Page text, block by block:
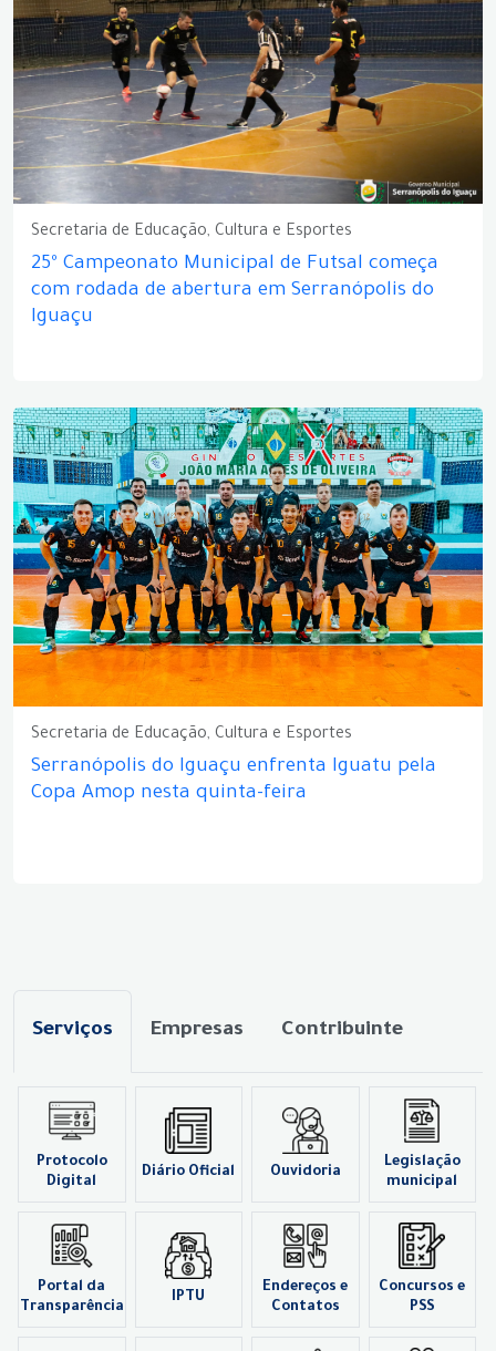
Secretaria de Educação, Cultura e Esportes
25º Campeonato Municipal de Futsal começa
com rodada de abertura em Serranópolis do
Iguaçu
Secretaria de Educação, Cultura e Esportes
Serranópolis do Iguaçu enfrenta Iguatu pela
Copa Amop nesta quinta-feira
Serviços Empresas Contribuinte
Protocolo
Digital
Diário Oficial Ouvidoria
Legislação
municipal
Portal da
Transparência
IPTU
Endereços e
Contatos
Concursos e
PSS